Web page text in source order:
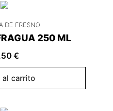
DE FRESNO
250 ML
€
al carrito